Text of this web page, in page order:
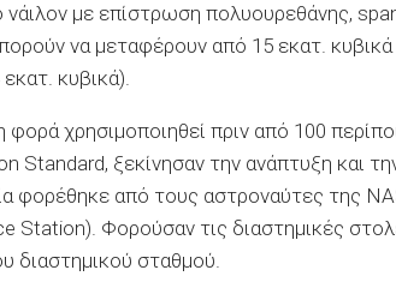
με επίστρωση πολυουρεθάνης,
να μεταφέρουν από 15 εκατ.
κυβικά).
χρησιμοποιηθεί πριν από 100
Standard, ξεκίνησαν την ανάπτυξη και
φορέθηκε από τους αστροναύτες της
Station). Φορούσαν τις διαστημικές
διαστημικού σταθμού.